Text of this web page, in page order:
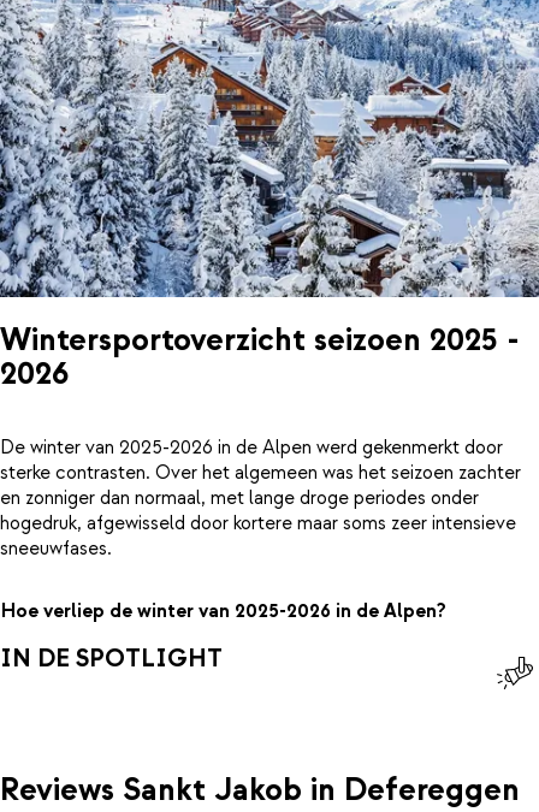
Wintersportoverzicht seizoen 2025 -
2026
De winter van 2025-2026 in de Alpen werd gekenmerkt door
sterke contrasten. Over het algemeen was het seizoen zachter
en zonniger dan normaal, met lange droge periodes onder
hogedruk, afgewisseld door kortere maar soms zeer intensieve
sneeuwfases.
Hoe verliep de winter van 2025-2026 in de Alpen?
IN DE SPOTLIGHT
Reviews Sankt Jakob in Defereggen